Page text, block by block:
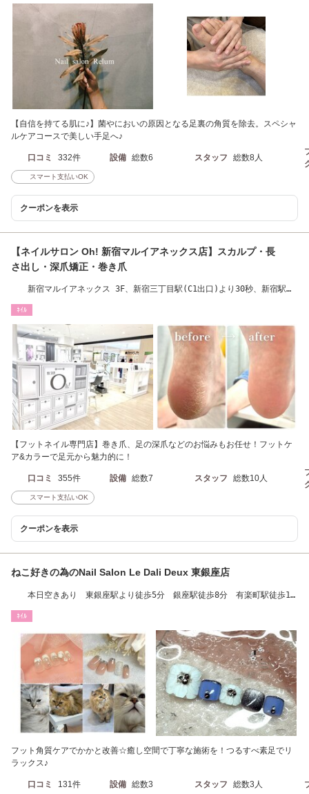
【自信を持てる肌に♪】菌やにおいの原因となる足裏の角質を除去。スペシャ
ルケアコースで美しい手足へ♪
口コミ 332件 設備 総数6 スタッフ 総数8人
スマート支払いOK
クーポンを表示
【ネイルサロン Oh! 新宿マルイアネックス店】スカルプ・長
さ出し・深爪矯正・巻き爪
新宿マルイアネックス 3F、新宿三丁目駅(C1出口)より30秒、新宿駅
ﾈｲﾙ
【フットネイル専門店】巻き爪、足の深爪などのお悩みもお任せ！フットケ
ア&カラーで足元から魅力的に！
口コミ 355件 設備 総数7 スタッフ 総数10人
スマート支払いOK
クーポンを表示
ねこ好きの為のNail Salon Le Dali Deux 東銀座店
本日空きあり 東銀座駅より徒歩5分 銀座駅徒歩8分 有楽町駅徒歩15
ﾈｲﾙ
フット角質ケアでかかと改善☆癒し空間で丁寧な施術を！つるすべ素足でリ
ラックス♪
口コミ 131件 設備 総数3 スタッフ 総数3人